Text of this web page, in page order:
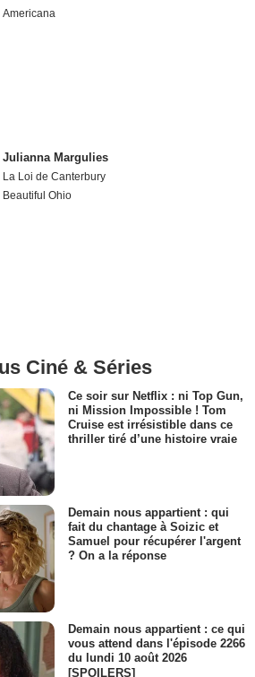
Americana
Julianna Margulies
La Loi de Canterbury
Beautiful Ohio
Ciné & Séries
Ce soir sur Netflix : ni Top Gun,
ni Mission Impossible ! Tom
Cruise est irrésistible dans ce
thriller tiré d’une histoire vraie
Demain nous appartient : qui
fait du chantage à Soizic et
Samuel pour récupérer l'argent
? On a la réponse
Demain nous appartient : ce qui
vous attend dans l'épisode 2266
du lundi 10 août 2026
[SPOILERS]